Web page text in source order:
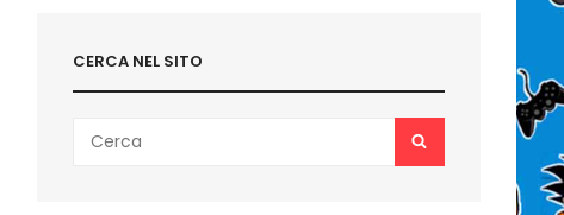
CERCA NEL SITO
for: